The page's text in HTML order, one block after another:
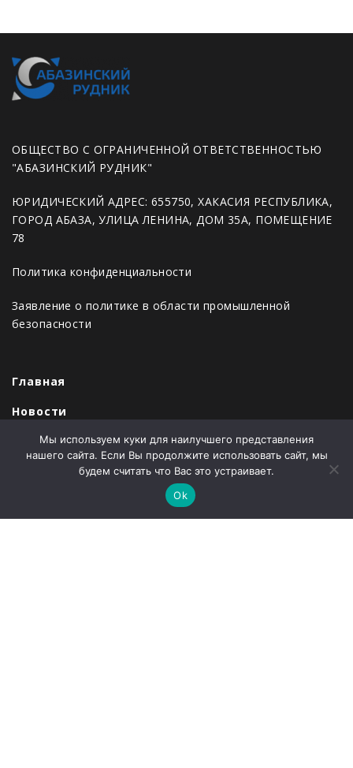
ОБЩЕСТВО С ОГРАНИЧЕННОЙ ОТВЕТСТВЕННОСТЬЮ
"АБАЗИНСКИЙ РУДНИК"
ЮРИДИЧЕСКИЙ АДРЕС: 655750, ХАКАСИЯ РЕСПУБЛИКА,
ГОРОД АБАЗА, УЛИЦА ЛЕНИНА, ДОМ 35А, ПОМЕЩЕНИЕ
78
Политика конфиденциальности
Заявление о политике в области промышленной
безопасности
Главная
Новости
Продукция
Мы используем куки для наилучшего представления
нашего сайта. Если Вы продолжите использовать сайт, мы
будем считать что Вас это устраивает.
Ok